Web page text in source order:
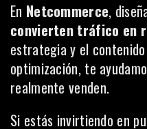
En Netcommerce,
convierten tráfico en
estrategia y el
optimización, te
realmente venden.
Si estás invirtiendo en